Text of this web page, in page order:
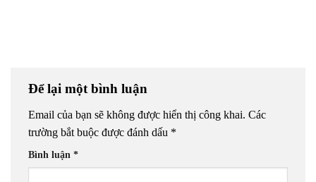
Để lại một bình luận
Email của bạn sẽ không được hiển thị công khai. Các
trường bắt buộc được đánh dấu *
Bình luận *